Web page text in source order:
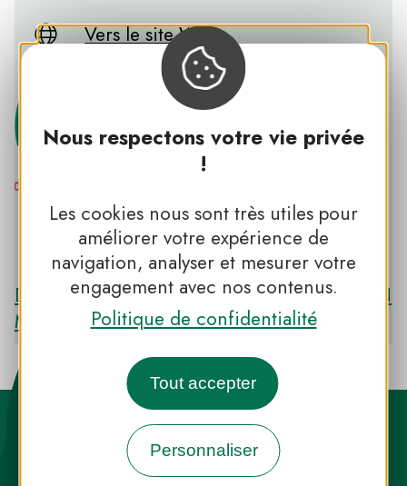
Nous respectons votre vie privée
!
Les cookies nous sont très utiles pour
améliorer votre expérience de
navigation, analyser et mesurer votre
engagement avec nos contenus.
Politique de confidentialité
Tout accepter
Personnaliser
Vers le site Web
PNR DE LA NARBONNAISE EN
MÉDITERRANÉE
Découvrir le PNR DE LA NARBONNAISE EN
MÉDITERRANÉE